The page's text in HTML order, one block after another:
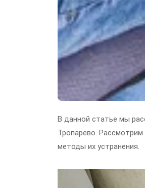
В данной статье мы
Тропарево.
методы их устранения.